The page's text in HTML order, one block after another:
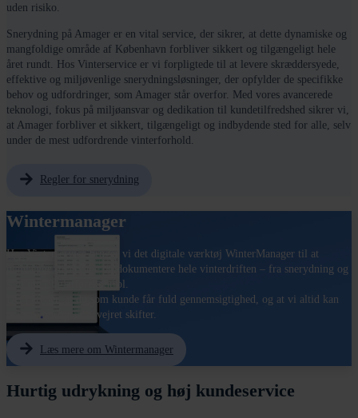
uden risiko.
Snerydning på Amager er en vital service, der sikrer, at dette dynamiske og
mangfoldige område af København forbliver sikkert og tilgængeligt hele
året rundt. Hos Vinterservice er vi forpligtede til at levere skræddersyede,
effektive og miljøvenlige snerydningsløsninger, der opfylder de specifikke
behov og udfordringer, som Amager står overfor. Med vores avancerede
teknologi, fokus på miljøansvar og dedikation til kundetilfredshed sikrer vi,
at Amager forbliver et sikkert, tilgængeligt og indbydende sted for alle, selv
under de mest udfordrende vinterforhold.
Regler for snerydning
Wintermanager
Hos Vinterservice bruger vi det digitale værktøj WinterManager til at
planlægge, overvåge og dokumentere hele vinterdriften – fra snerydning og
saltning til glatførekontrol.
Det betyder, at du som kunde får fuld gennemsigtighed, og at vi altid kan
reagere hurtigt, når vejret skifter.
Læs mere om Wintermanager
Hurtig udrykning og høj kundeservice